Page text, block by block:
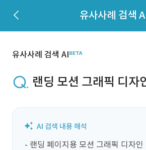
유사사례 검색
유사사례 검색 AI
랜딩 모션 그래픽 디자
- 랜딩 페이지용 모션 그래픽 디자인